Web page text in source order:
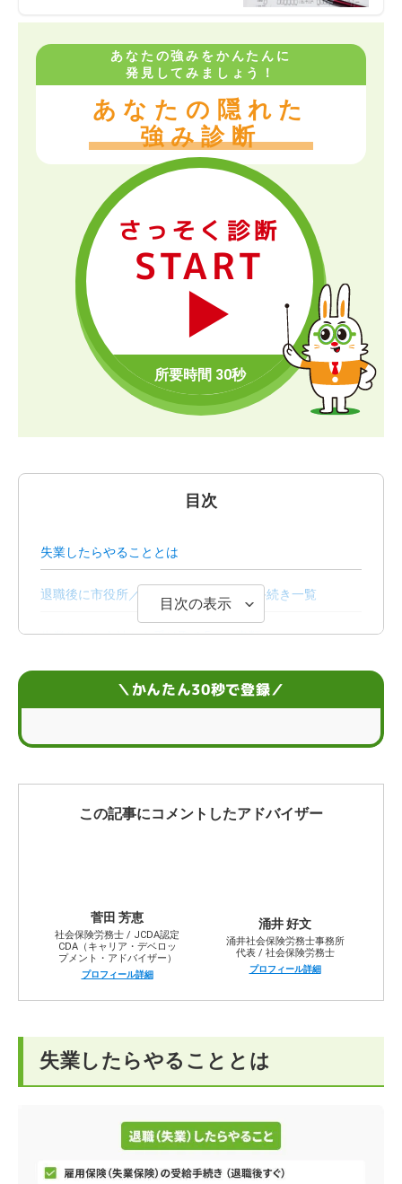
あなたの強みをかんたんに
発見してみましょう！
あなたの隠れた
強み診断
さっそく診断
START
目次
失業したらやることとは
退職後に市役所／ハローワークで行う手続き一覧
失業したら会社から受け取る5つの書類
【まとめ】失業したあとの転職活動はエージェントを活
目次の表示
＼かんたん30秒で登録／
この記事にコメントしたアドバイザー
菅田 芳恵
社会保険労務士 / JCDA認定
CDA（キャリア・デベロッ
プメント・アドバイザー）
プロフィール詳細
涌井 好文
涌井社会保険労務士事務所
代表 / 社会保険労務士
プロフィール詳細
失業したらやることとは